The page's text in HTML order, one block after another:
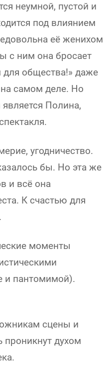
неумной, пустой и
под влиянием
её женихом
с ним она бросает
для общества!» даже
на самом деле. Но
Полина,
угодничество.
бы. Но эта же
и всё она
К счастью для
моменты
и пантомимой).
сцены и
проникнут духом